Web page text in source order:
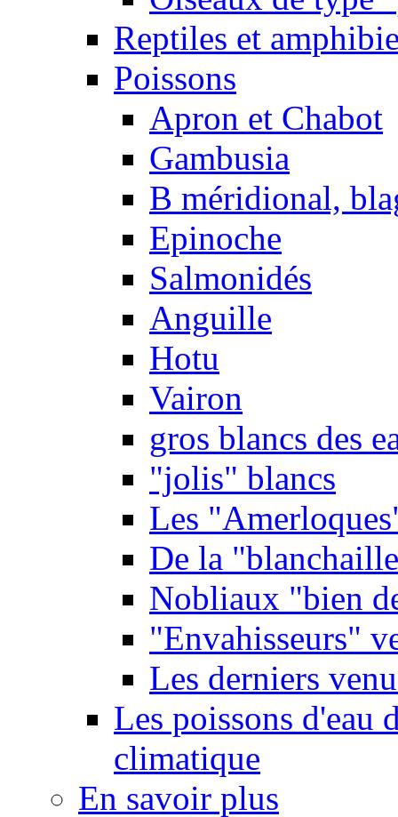
Reptiles et
Poissons
Apron et Chabot
Gambusia
B méridional,
Epinoche
Salmonidés
Anguille
Hotu
Vairon
gros blancs des
"jolis" blancs
Les
De la
Nobliaux "bien
"Envahisseurs"
Les derniers
Les poissons d'eau
climatique
En savoir plus